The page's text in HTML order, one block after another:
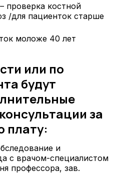
проверка костной
/для пациенток старше
моложе 40 лет
или по
будут
за
плату:
и
с врачом-специалистом
профессора, зав.